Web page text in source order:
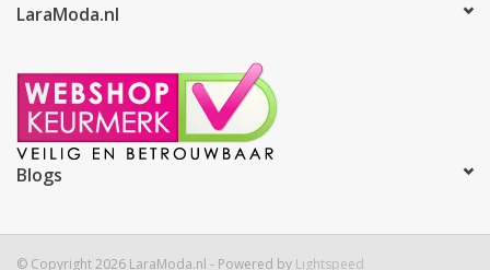
LaraModa.nl
Blogs
© Copyright 2026 LaraModa.nl - Powered by Lightspeed